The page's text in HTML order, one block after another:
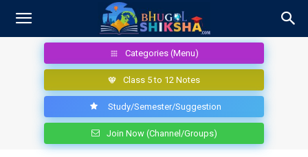
Categories (Menu)
Class 5 to 12 Notes
Study/Semester/Suggestion
Join Now (Channel/Groups)